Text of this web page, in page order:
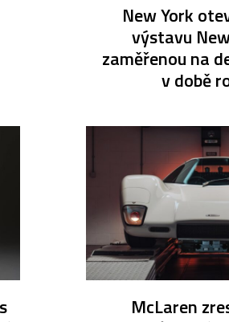
New York
výstavu
zaměřenou na
v době
McLaren